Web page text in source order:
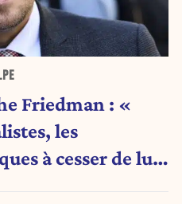
Friedman : «
les
à cesser de lui